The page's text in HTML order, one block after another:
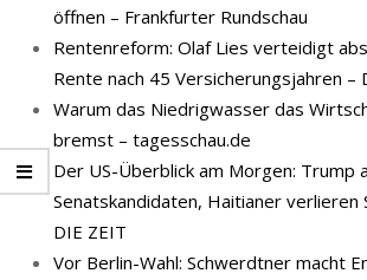
öffnen – Frankfurter Rundschau
Rentenreform: Olaf Lies verteidigt
Rente nach 45 Versicherungsjahren –
Warum das Niedrigwasser das
bremst – tagesschau.de
Der US-Überblick am Morgen: Trump
Senatskandidaten, Haitianer verlieren
DIE ZEIT
Vor Berlin-Wahl: Schwerdtner macht